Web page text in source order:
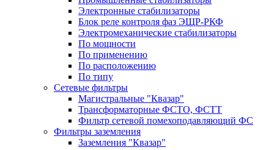
Электронные стабилизаторы
Блок реле контроля фаз ЭЩР-РКФ
Электромеханические стабилизаторы
По мощности
По применению
По расположению
По типу
Сетевые фильтры
Магистральные "Квазар"
Трансформаторные ФСТО, ФСТТ
Фильтр сетевой помехоподавляющий ФС
Фильтры заземления
Заземления "Квазар"